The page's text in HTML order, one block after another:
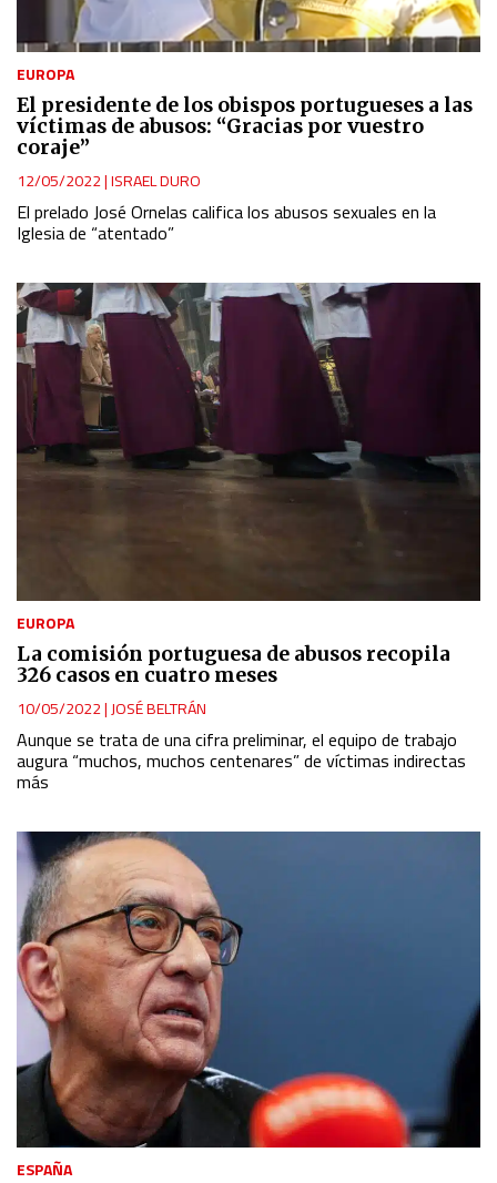
EUROPA
El presidente de los obispos portugueses a las
víctimas de abusos: “Gracias por vuestro
coraje”
12/05/2022|ISRAEL DURO
El prelado José Ornelas califica los abusos sexuales en la
Iglesia de “atentado”
EUROPA
La comisión portuguesa de abusos recopila
326 casos en cuatro meses
10/05/2022|JOSÉ BELTRÁN
Aunque se trata de una cifra preliminar, el equipo de trabajo
augura “muchos, muchos centenares” de víctimas indirectas
más
ESPAÑA